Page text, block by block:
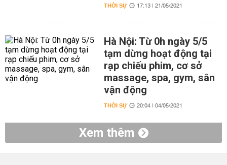
THỜI SỰ 17:13 | 21/05/2021
Hà Nội: Từ 0h ngày 5/5
tạm dừng hoạt động tại
rạp chiếu phim, cơ sở
massage, spa, gym, sân
vận động
THỜI SỰ 20:04 | 04/05/2021
Xem thêm